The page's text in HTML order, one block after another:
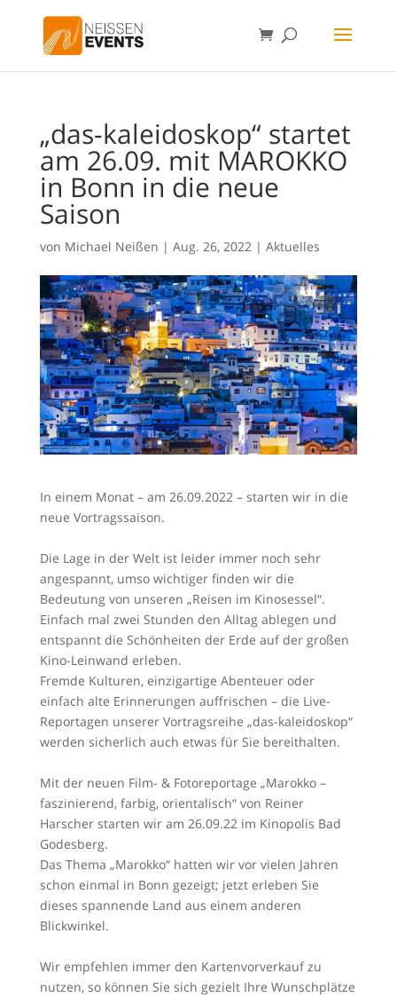
„das-kaleidoskop“ startet
am 26.09. mit MAROKKO
in Bonn in die neue
Saison
von Michael Neißen | Aug. 26, 2022| Aktuelles
In einem Monat – am 26.09.2022 – starten wir in die
neue Vortragssaison.
Die Lage in der Welt ist leider immer noch sehr
angespannt, umso wichtiger finden wir die
Bedeutung von unseren „Reisen im Kinosessel“.
Einfach mal zwei Stunden den Alltag ablegen und
entspannt die Schönheiten der Erde auf der großen
Kino-Leinwand erleben.
Fremde Kulturen, einzigartige Abenteuer oder
einfach alte Erinnerungen auffrischen – die Live-
Reportagen unserer Vortragsreihe „das-kaleidoskop“
werden sicherlich auch etwas für Sie bereithalten.
Mit der neuen Film- & Fotoreportage „Marokko –
faszinierend, farbig, orientalisch“ von Reiner
Harscher starten wir am 26.09.22 im Kinopolis Bad
Godesberg.
Das Thema „Marokko“ hatten wir vor vielen Jahren
schon einmal in Bonn gezeigt; jetzt erleben Sie
dieses spannende Land aus einem anderen
Blickwinkel.
Wir empfehlen immer den Kartenvorverkauf zu
nutzen, so können Sie sich gezielt Ihre Wunschplätze